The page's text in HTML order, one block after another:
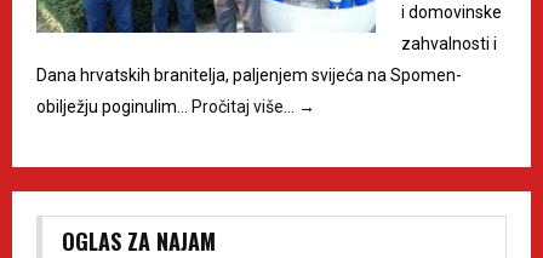
i domovinske
zahvalnosti i
Dana hrvatskih branitelja, paljenjem svijeća na Spomen-
obilježju poginulim…
Pročitaj više… →
OGLAS ZA NAJAM